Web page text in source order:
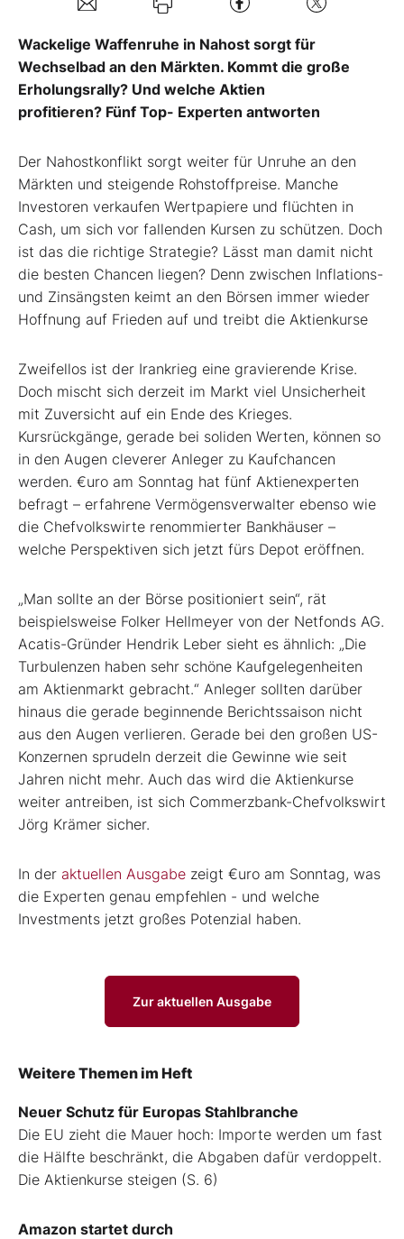
Wackelige Waffenruhe in Nahost sorgt für
Wechselbad an den Märkten. Kommt die große
Erholungsrally? Und welche Aktien
profitieren? Fünf Top- Experten antworten
Der Nahostkonflikt sorgt weiter für Unruhe an den
Märkten und steigende Rohstoffpreise. Manche
Investoren verkaufen Wertpapiere und flüchten in
Cash, um sich vor fallenden Kursen zu schützen. Doch
ist das die richtige Strategie? Lässt man damit nicht
die besten Chancen liegen? Denn zwischen Inflations-
und Zinsängsten keimt an den Börsen immer wieder
Hoffnung auf Frieden auf und treibt die Aktienkurse
Zweifellos ist der Irankrieg eine gravierende Krise.
Doch mischt sich derzeit im Markt viel Unsicherheit
mit Zuversicht auf ein Ende des Krieges.
Kursrückgänge, gerade bei soliden Werten, können so
in den Augen cleverer Anleger zu Kaufchancen
werden. €uro am Sonntag hat fünf Aktien­experten
befragt – erfahrene Vermögensverwalter ebenso wie
die Chefvolkswirte renommierter Bankhäuser –
welche Perspektiven sich jetzt fürs Depot eröffnen.
„Man sollte an der Börse positioniert sein“, rät
beispielsweise Folker Hellmeyer von der Netfonds AG.
Acatis-Gründer Hendrik Leber sieht es ähnlich: „Die
Turbulenzen haben sehr schöne Kaufgelegenheiten
am Aktienmarkt gebracht.“ Anleger sollten darüber
hinaus die gerade beginnende Berichtssaison nicht
aus den Augen verlieren. Gerade bei den großen US-
Konzernen sprudeln derzeit die Gewinne wie seit
Jahren nicht mehr. Auch das wird die Aktienkurse
weiter antreiben, ist sich Commerzbank-­Chefvolkswirt
Jörg Krämer sicher.
In der aktuellen Ausgabe zeigt €uro am Sonntag, was
die Experten genau empfehlen - und welche
Investments jetzt großes Potenzial haben.
Zur aktuellen Ausgabe
Weitere Themen im Heft
Neuer Schutz für Europas Stahlbranche
Die EU zieht die Mauer hoch: Importe werden um fast
die Hälfte beschränkt, die Abgaben dafür verdoppelt.
Die Aktienkurse steigen (S. 6)
Amazon startet durch